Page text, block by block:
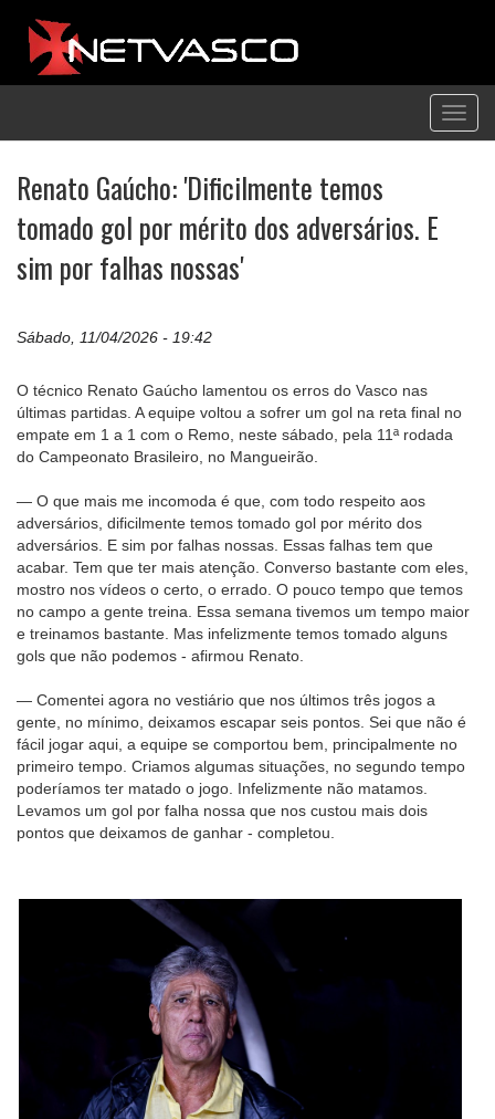
Renato Gaúcho: 'Dificilmente temos
tomado gol por mérito dos adversários. E
sim por falhas nossas'
Sábado, 11/04/2026 - 19:42
O técnico Renato Gaúcho lamentou os erros do Vasco nas
últimas partidas. A equipe voltou a sofrer um gol na reta final no
empate em 1 a 1 com o Remo, neste sábado, pela 11ª rodada
do Campeonato Brasileiro, no Mangueirão.
— O que mais me incomoda é que, com todo respeito aos
adversários, dificilmente temos tomado gol por mérito dos
adversários. E sim por falhas nossas. Essas falhas tem que
acabar. Tem que ter mais atenção. Converso bastante com eles,
mostro nos vídeos o certo, o errado. O pouco tempo que temos
no campo a gente treina. Essa semana tivemos um tempo maior
e treinamos bastante. Mas infelizmente temos tomado alguns
gols que não podemos - afirmou Renato.
— Comentei agora no vestiário que nos últimos três jogos a
gente, no mínimo, deixamos escapar seis pontos. Sei que não é
fácil jogar aqui, a equipe se comportou bem, principalmente no
primeiro tempo. Criamos algumas situações, no segundo tempo
poderíamos ter matado o jogo. Infelizmente não matamos.
Levamos um gol por falha nossa que nos custou mais dois
pontos que deixamos de ganhar - completou.